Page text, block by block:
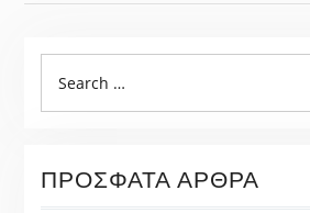
for:
ΠΡΌΣΦΑΤΑ ΆΡΘΡΑ